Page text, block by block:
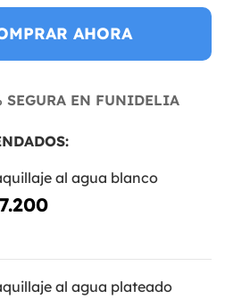
AHORA
SEGURA EN FUNIDELIA
al agua blanco
al agua plateado